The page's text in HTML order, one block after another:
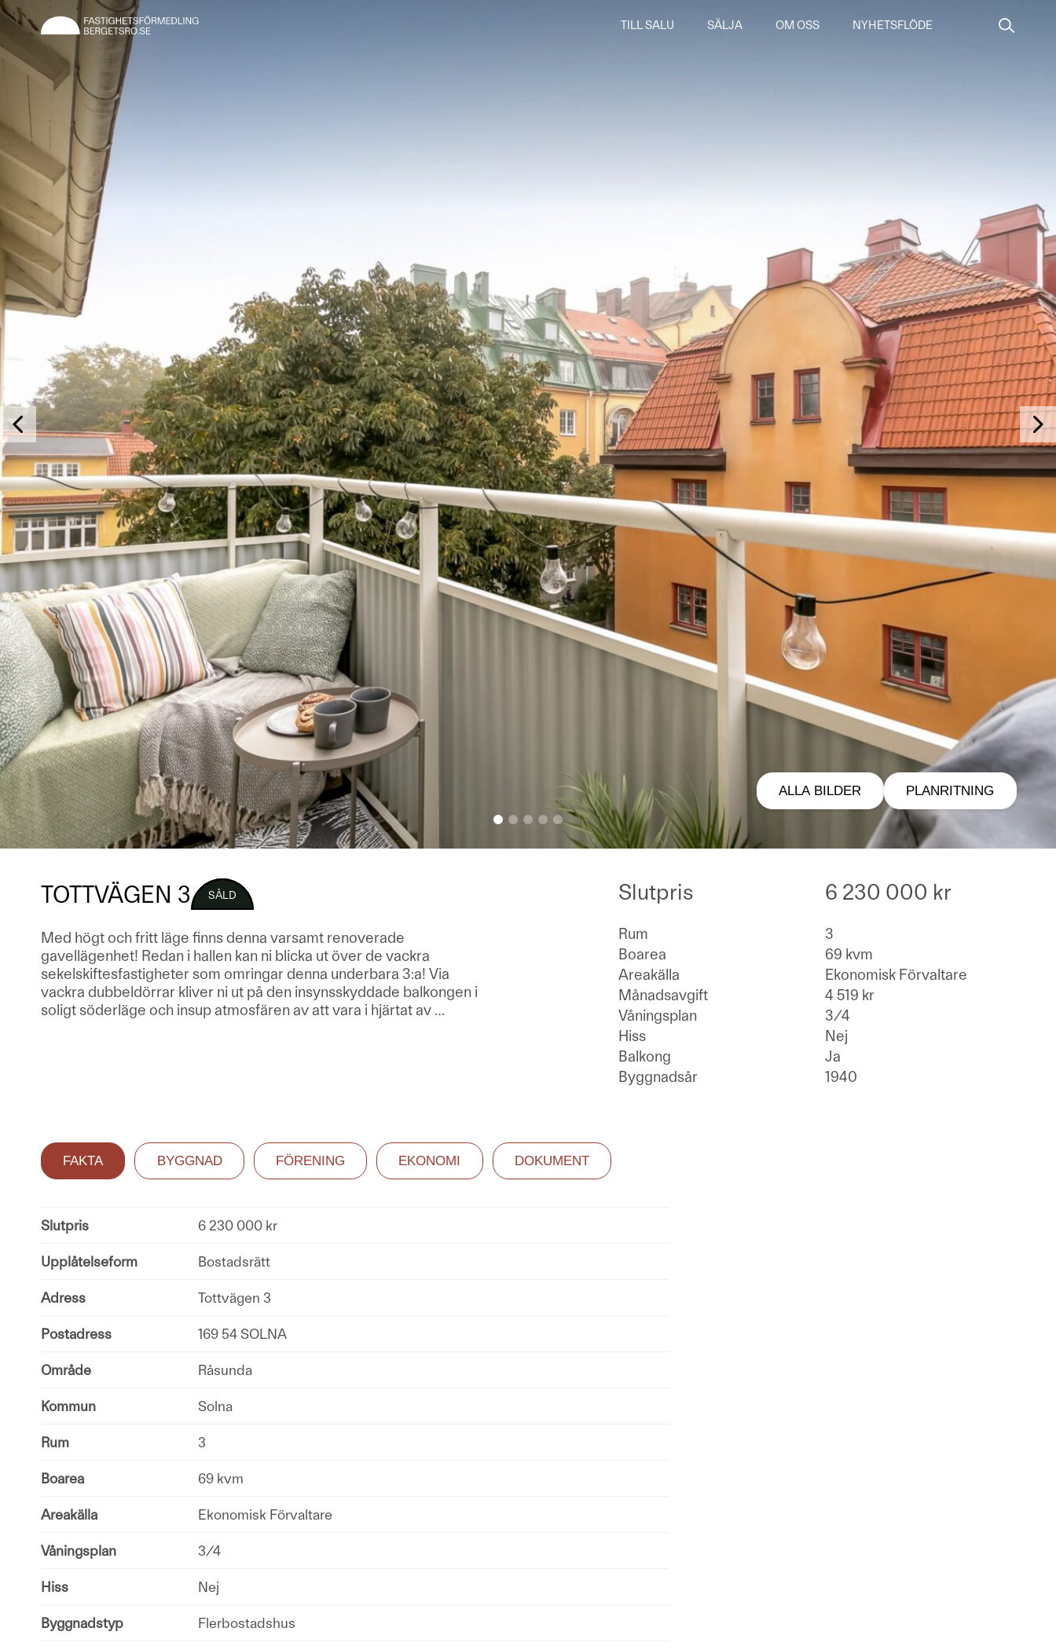
TILL SALU SÄLJA OM OSS NYHETSFLÖDE
ALLA BILDER PLANRITNING
TOTTVÄGEN 3 SÅLD
Med högt och fritt läge finns denna varsamt renoverade
gavellägenhet! Redan i hallen kan ni blicka ut över de vackra
sekelskiftesfastigheter som omringar denna underbara 3:a! Via
vackra dubbeldörrar kliver ni ut på den insynsskyddade balkongen i
soligt söderläge och insup atmosfären av att vara i hjärtat av …
Slutpris 6 230 000 kr
Rum
3
Boarea
69 kvm
Areakälla
Ekonomisk Förvaltare
Månadsavgift
4 519 kr
Våningsplan
3/4
Hiss
Nej
Balkong
Ja
Byggnadsår
1940
FAKTA BYGGNAD FÖRENING EKONOMI DOKUMENT
Slutpris 6 230 000 kr
Upplåtelseform Bostadsrätt
Adress Tottvägen 3
Postadress 169 54 SOLNA
Område Råsunda
Kommun Solna
Rum 3
Boarea 69 kvm
Areakälla Ekonomisk Förvaltare
Våningsplan 3/4
Hiss Nej
Byggnadstyp Flerbostadshus